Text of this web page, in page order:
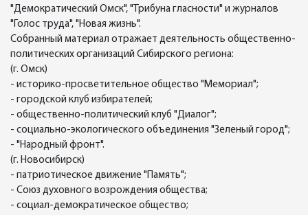
"Демократический Омск", "Трибуна гласности" и журналов
"Голос труда", "Новая жизнь".
Собранный материал отражает деятельность общественно-
политических организаций Сибирского региона:
(г. Омск)
- историко-просветительное общество "Мемориал";
- городской клуб избирателей;
- общественно-политический клуб "Диалог";
- социально-экологического объединения "Зеленый город";
- "Народный фронт".
(г. Новосибирск)
- патриотическое движение "Память";
- Союз духовного возрождения общества;
- социал-демократическое общество;